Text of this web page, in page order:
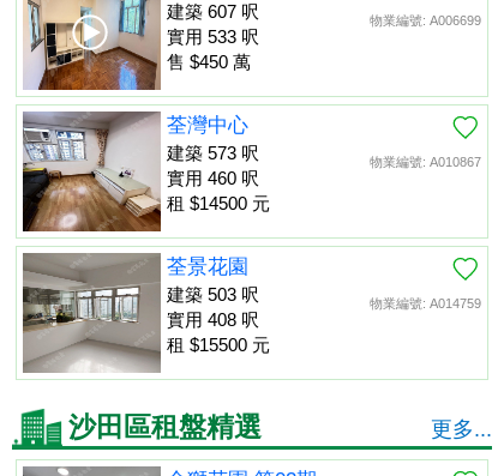
物業編號: A006699
建築 607 呎
實用 533 呎
售 $450 萬
物業編號: A010867
荃灣中心
建築 573 呎
實用 460 呎
租 $14500 元
物業編號: A014759
荃景花園
建築 503 呎
實用 408 呎
租 $15500 元
沙田區租盤精選 更多...